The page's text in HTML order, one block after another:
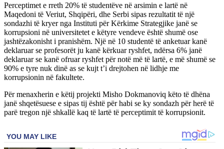
Perceptimet e rreth 20% të studentëve në arsimin e lartë në
Maqedoni të Veriut, Shqipëri, dhe Serbi sipas rezultatit të një
sondazhi të kryer nga Instituti për Kërkime Strategjike janë se
korrupsioni në universitetet e këtyre vendeve është shumë ose
jashtëzakonisht i pranishëm. Një në 10 studentë të anketuar kanë
deklaruar se profesorët ju kanë kërkuar ryshfet, ndërsa 6% janë
deklaruar se kanë ofruar ryshfet për notë më të lartë, e më shumë se
90% e tyre nuk dinë as se kujt t’i drejtohen në lidhje me
korrupsionin në fakultete.
Për menaxherin e këtij projekti Misho Dokmanoviq këto të dhëna
janë shqetësuese e sipas tij është për habi se ky sondazh për herë të
parë tregon një shkallë kaq të lartë të perceptimit të korrupsionit.